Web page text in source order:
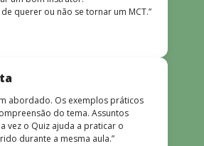
querer ou não se tornar um MCT.”
abordado. Os exemplos práticos
do tema. Assuntos
vez o Quiz ajuda a praticar o
durante a mesma aula.”